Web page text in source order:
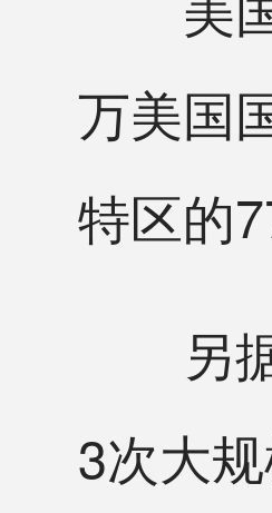
万美国
特区的
另据
3次大